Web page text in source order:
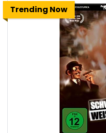
Trending Now